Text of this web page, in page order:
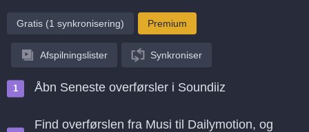
Gratis (1 synkronisering) Premium
Afspilningslister Synkroniser
Åbn Seneste overførsler i Soundiiz
Find overførslen fra Musi til Dailymotion, og